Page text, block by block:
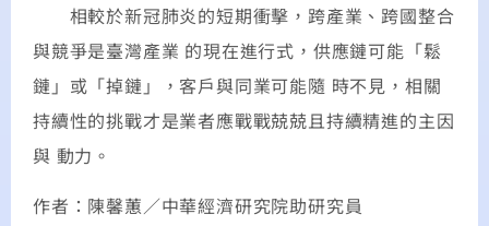
相較於新冠肺炎的短期衝擊，跨產業、跨國整合
與競爭是臺灣產業 的現在進行式，供應鏈可能「鬆
鏈」或「掉鏈」，客戶與同業可能隨 時不見，相關
持續性的挑戰才是業者應戰戰兢兢且持續精進的主因
與 動力。
作者：陳馨蕙／中華經濟研究院助研究員